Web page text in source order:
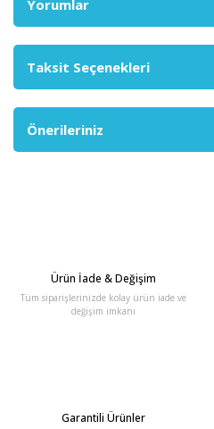
Yorumlar
Taksit Seçenekleri
Önerileriniz
Ürün İade & Değişim
Tüm siparişlerinizde kolay ürün iade ve
değişim imkanı
Garantili Ürünler